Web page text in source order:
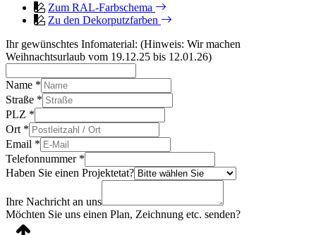
Zum RAL-Farbschema
Zu den Dekorputzfarben
Ihr gewünschtes Infomaterial: (Hinweis: Wir machen
Weihnachtsurlaub vom 19.12.25 bis 12.01.26)
Name *
Straße *
PLZ *
Ort *
Email *
Telefonnummer *
Haben Sie einen Projektetat?
Ihre Nachricht an uns
Möchten Sie uns einen Plan, Zeichnung etc. senden?